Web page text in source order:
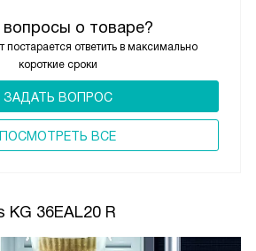
вопросы о товаре?
ответить в максимально
короткие сроки
ЗАДАТЬ ВОПРОС
ПОCМОТРЕТЬ ВСЕ
36EAL20 R